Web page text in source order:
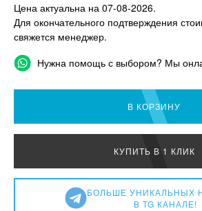
Цена актуальна на 07-08-2026.
Для окончательного подтверждения
свяжется менеджер.
Нужна помощь с выбором? Мы
В КОРЗИНУ
КУПИТЬ В 1 КЛИК
БОЛЬШЕ УНИКАЛЬНЫХ
В TG КАНАЛЕ!